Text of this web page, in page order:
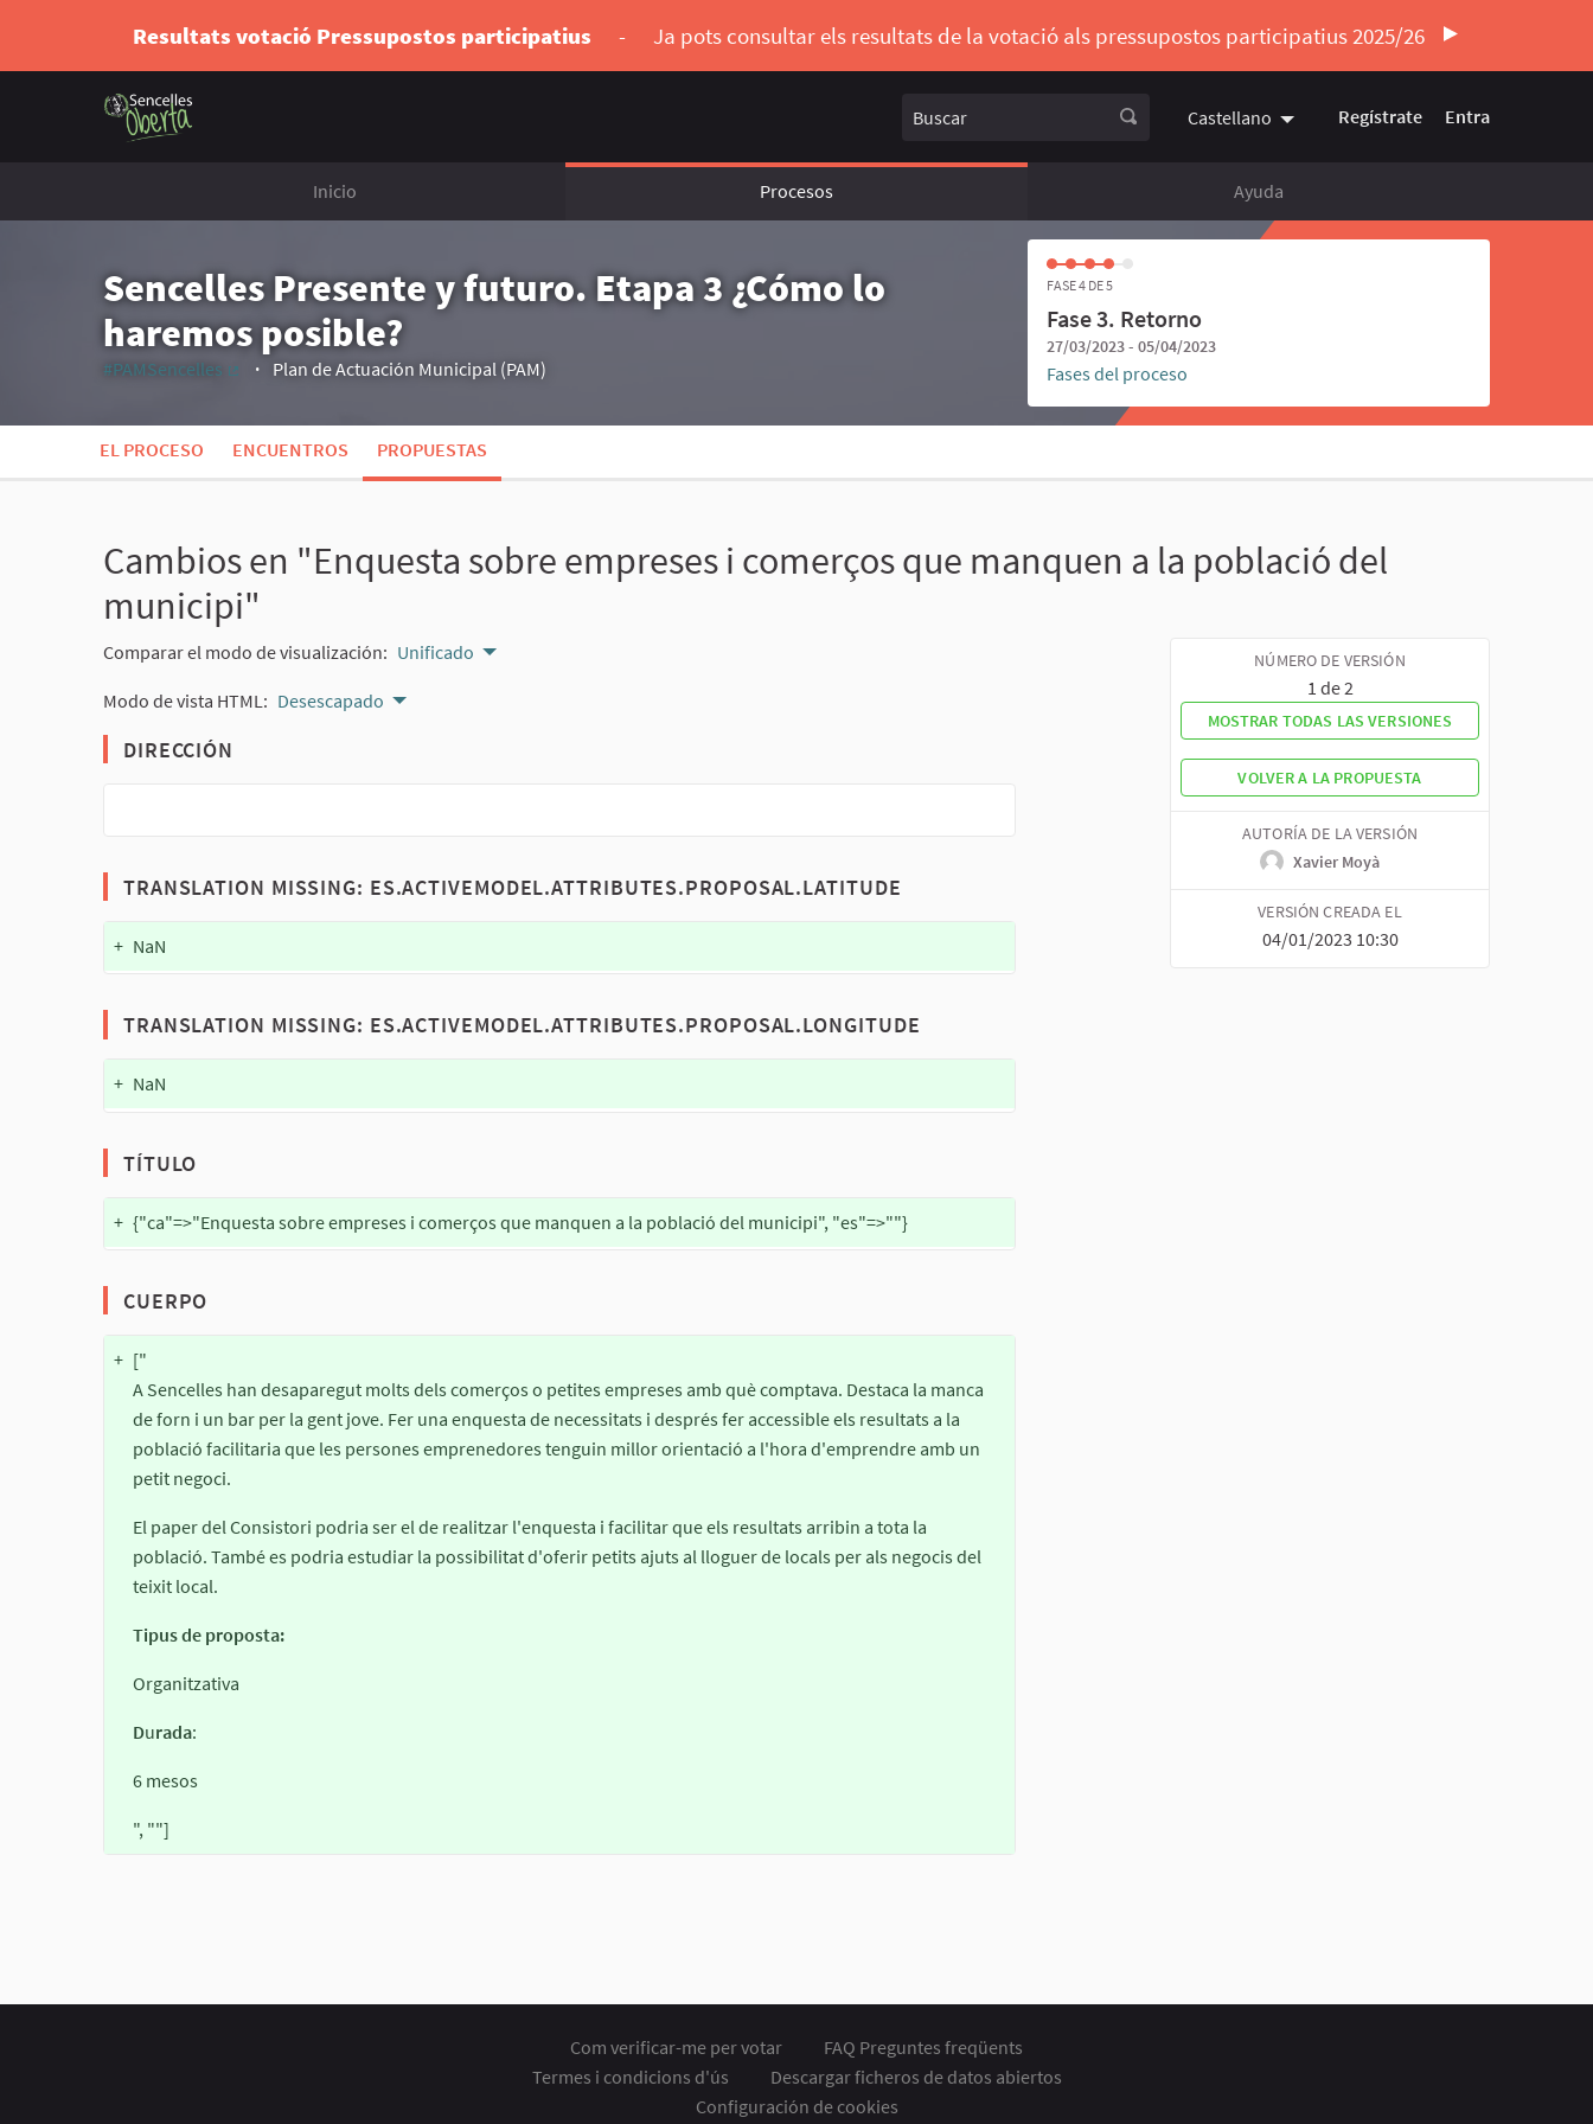
Resultats votació Pressupostos participatius - Ja pots consultar els resultats de la votació als pressupostos participatius 2025/26
Castellano Triar la llengua Elegir el idioma
Regístrate Entra
Inicio Procesos Ayuda
Sencelles Presente y futuro. Etapa 3 ¿Cómo lo
haremos posible?
#PAMSencelles
Plan de Actuación Municipal (PAM)
FASE 4 DE 5
Fase 3. Retorno
27/03/2023 - 05/04/2023
Fases del proceso
EL PROCESO ENCUENTROS PROPUESTAS
Cambios en "Enquesta sobre empreses i comerços que manquen a la població del
municipi"
Comparar el modo de visualización: Unificado
Modo de vista HTML: Desescapado
DIRECCIÓN
TRANSLATION MISSING: ES.ACTIVEMODEL.ATTRIBUTES.PROPOSAL.LATITUDE
+ NaN
TRANSLATION MISSING: ES.ACTIVEMODEL.ATTRIBUTES.PROPOSAL.LONGITUDE
+ NaN
TÍTULO
+ {"ca"=>"Enquesta sobre empreses i comerços que manquen a la població del municipi", "es"=>""}
CUERPO
+ ["
A Sencelles han desaparegut molts dels comerços o petites empreses amb què comptava. Destaca la manca
de forn i un bar per la gent jove. Fer una enquesta de necessitats i després fer accessible els resultats a la
població facilitaria que les persones emprenedores tenguin millor orientació a l'hora d'emprendre amb un
petit negoci.
El paper del Consistori podria ser el de realitzar l'enquesta i facilitar que els resultats arribin a tota la
població. També es podria estudiar la possibilitat d'oferir petits ajuts al lloguer de locals per als negocis del
teixit local.
Tipus de proposta:
Organitzativa
Durada:
6 mesos
", ""]
NÚMERO DE VERSIÓN
1 de 2
MOSTRAR TODAS LAS VERSIONES
VOLVER A LA PROPUESTA
AUTORÍA DE LA VERSIÓN
Xavier Moyà
VERSIÓN CREADA EL
04/01/2023 10:30
Com verificar-me per votar
FAQ Preguntes freqüents
Termes i condicions d'ús
Descargar ficheros de datos abiertos
Configuración de cookies